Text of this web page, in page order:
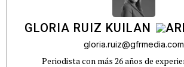
GLORIA RUIZ KUILAN
gloria.ruiz@gfrmedia.com
Periodista con más 26 años de